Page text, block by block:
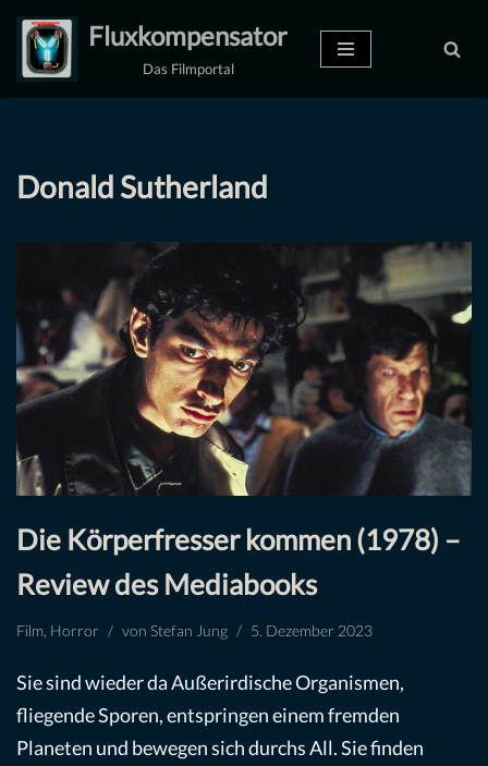
Zum
Inhalt
Fluxkompensator
Das Filmportal
Donald Sutherland
Die Körperfresser kommen (1978) –
Review des Mediabooks
Film Horror von Stefan Jung 5. Dezember 2023
Sie sind wieder da Außerirdische Organismen,
fliegende Sporen, entspringen einem fremden
Planeten und bewegen sich durchs All. Sie finden